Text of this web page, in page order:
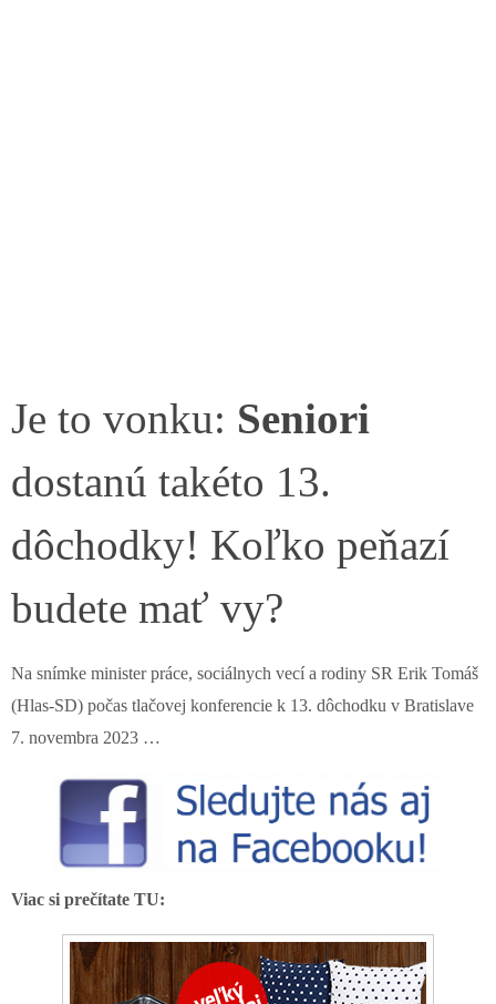
Je to vonku: Seniori
dostanú takéto 13.
dôchodky! Koľko peňazí
budete mať vy?
Na snímke minister práce, sociálnych vecí a rodiny SR Erik Tomáš
(Hlas-SD) počas tlačovej konferencie k 13. dôchodku v Bratislave
7. novembra 2023 …
Viac si prečítate TU: